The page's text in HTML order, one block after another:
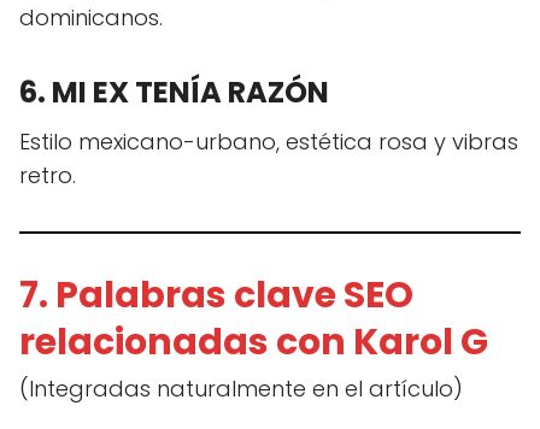
dominicanos.
6. MI EX TENÍA RAZÓN
Estilo mexicano-urbano, estética rosa y vibras
retro.
7. Palabras clave SEO
relacionadas con Karol G
(Integradas naturalmente en el artículo)